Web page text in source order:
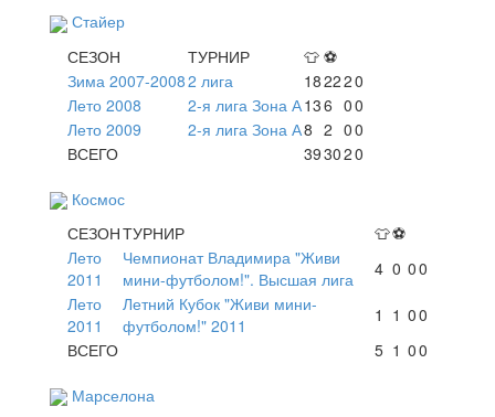
Стайер
СЕЗОН
ТУРНИР 👕 ⚽
Зима 2007-20082 лига 182220
Лето 2008
2-я лига Зона А136 00
Лето 2009
2-я лига Зона А8 2 00
ВСЕГО
393020
Космос
СЕЗОНТУРНИР 👕⚽
Лето
2011
Чемпионат Владимира "Живи
мини-футболом!". Высшая лига
4 0 00
Лето
2011
Летний Кубок "Живи мини-
футболом!" 2011
1 1 00
ВСЕГО
5 1 00
Марселона